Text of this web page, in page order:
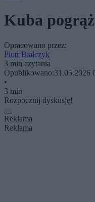
Kuba
Opracowano przez:
Piotr Białczyk
3 min czytania
Opublikowano:31.05.2026
•
3 min
Rozpocznij dyskusję!
Reklama
Reklama